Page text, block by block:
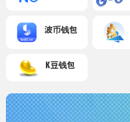
波币钱包
K豆钱包